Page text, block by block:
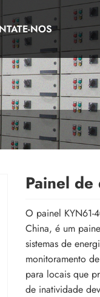
NOS
Painel
O painel KYN61-
China, é um
sistemas de
monitoramento
para locais que
de inatividade